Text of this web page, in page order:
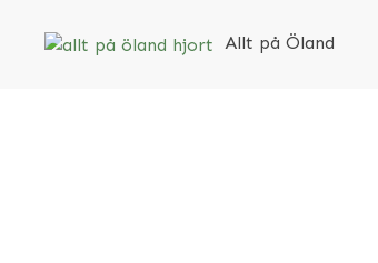
Allt på Öland